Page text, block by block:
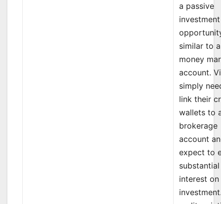
a passive
investment
similar to a
money
account.
simply
link their
wallets to
brokerage
account
expect to
substantial
interest